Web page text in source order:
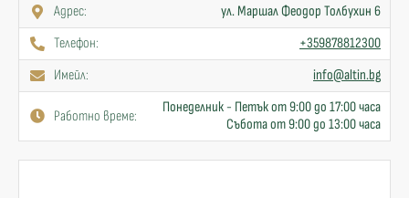
Адрес:
ул. Маршал Феодор Толбухин 6
Телефон:
+359878812300
Имейл:
info@altin.bg
Работно време:
Понеделник - Петък от 9:00 до 17:00 часа
Събота от 9:00 до 13:00 часа